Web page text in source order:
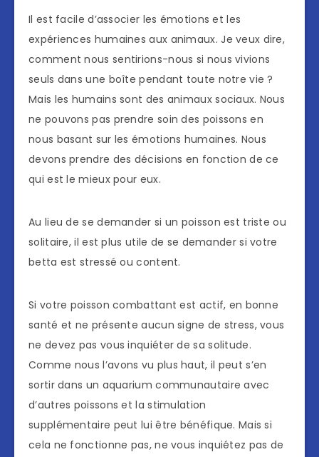
Il est facile d’associer les émotions et les
expériences humaines aux animaux. Je veux dire,
comment nous sentirions-nous si nous vivions
seuls dans une boîte pendant toute notre vie ?
Mais les humains sont des animaux sociaux. Nous
ne pouvons pas prendre soin des poissons en
nous basant sur les émotions humaines. Nous
devons prendre des décisions en fonction de ce
qui est le mieux pour eux.
Au lieu de se demander si un poisson est triste ou
solitaire, il est plus utile de se demander si votre
betta est stressé ou content.
Si votre poisson combattant est actif, en bonne
santé et ne présente aucun signe de stress, vous
ne devez pas vous inquiéter de sa solitude.
Comme nous l’avons vu plus haut, il peut s’en
sortir dans un aquarium communautaire avec
d’autres poissons et la stimulation
supplémentaire peut lui être bénéfique. Mais si
cela ne fonctionne pas, ne vous inquiétez pas de